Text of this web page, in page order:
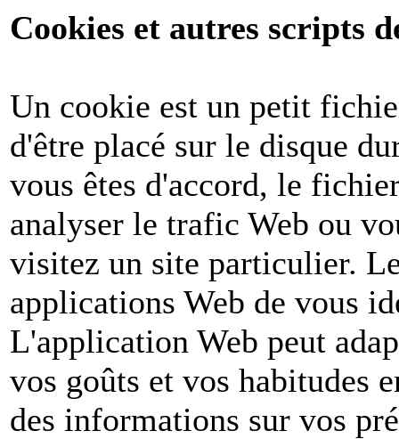
Cookies et autres scripts
Un cookie est un petit
d'être placé sur le disque
vous êtes d'accord, le
analyser le trafic Web ou
visitez un site particulier.
applications Web de vous
L'application Web peut
vos goûts et vos habitudes
des informations sur vos